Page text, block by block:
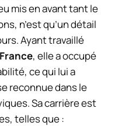
mis en avant tant le
n’est qu’un détail
Ayant travaillé
, elle a occupé
ce qui lui a
reconnue dans le
Sa carrière est
telles que :